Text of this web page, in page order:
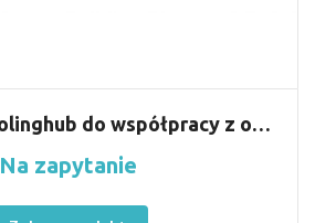
Moduł Smartcoolinghub do współpracy z oprogramowaniem Smartmonitoring
Na zapytanie